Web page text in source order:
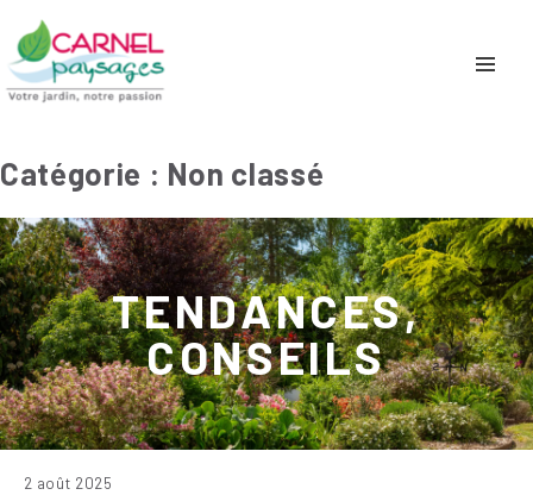
Catégorie : Non classé
TENDANCES,
CONSEILS
2 août 2025